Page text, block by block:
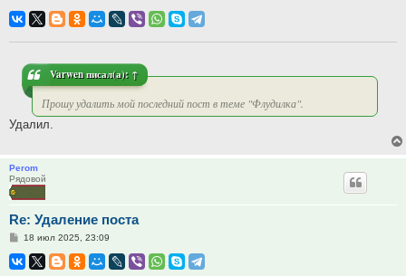
Varwenписал(а): ↑
Прошу удалить мой последний пост в теме "Флудилка".
Удалил.
Perom
Рядовой
Re: Удаление поста
Сообщение
18 июл 2025, 23:09